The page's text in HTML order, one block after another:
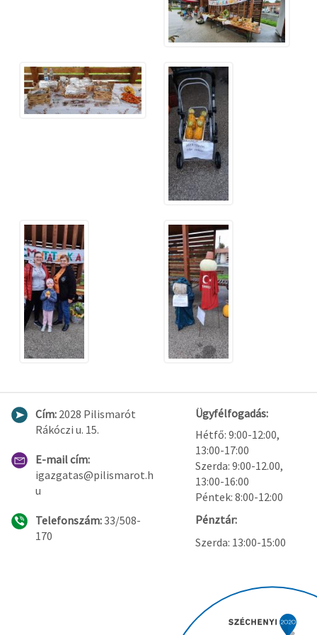
Cím: 2028 Pilismarót
Rákóczi u. 15.
E-mail cím:
igazgatas@pilismarot.h
u
Telefonszám:33/508-
170
Ügyfélfogadás:
Hétfő: 9:00-12:00,
13:00-17:00
Szerda: 9:00-12.00,
13:00-16:00
Péntek: 8:00-12:00
Pénztár:
Szerda: 13:00-15:00